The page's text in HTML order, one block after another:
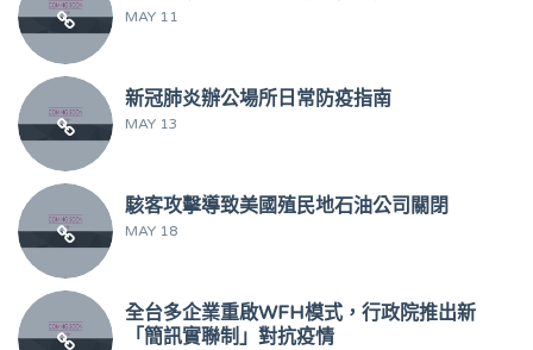
MAY 11
新冠肺炎辦公場所日常防疫指南
MAY 13
駭客攻擊導致美國殖民地石油公司關閉
MAY 18
全台多企業重啟WFH模式，行政院推出新
「簡訊實聯制」對抗疫情